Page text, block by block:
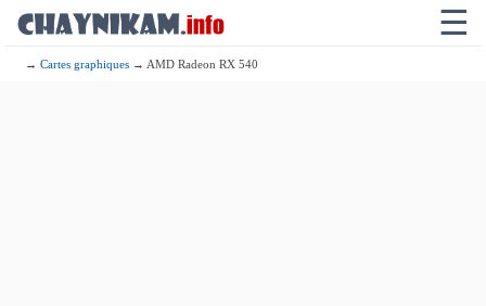
☰
→Cartes graphiques → AMD Radeon RX 540